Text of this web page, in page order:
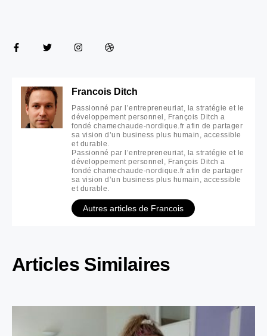
Francois Ditch
Passionné par l’entrepreneuriat, la stratégie et le
développement personnel, François Ditch a
fondé chamechaude-nordique.fr afin de partager
sa vision d’un business plus humain, accessible
et durable.
Passionné par l’entrepreneuriat, la stratégie et le
développement personnel, François Ditch a
fondé chamechaude-nordique.fr afin de partager
sa vision d’un business plus humain, accessible
et durable.
Autres articles de Francois
Articles Similaires